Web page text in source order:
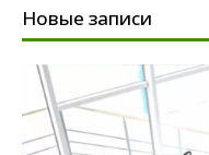
Новые записи